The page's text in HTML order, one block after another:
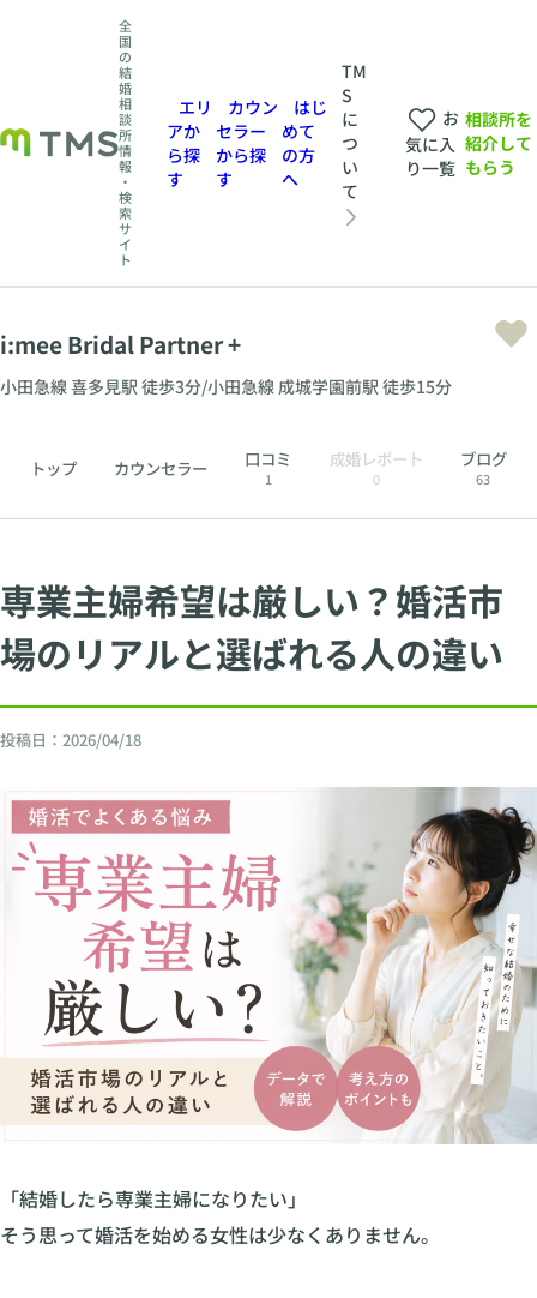
全
国
の
結
婚
相
談
所
情
報
・
検
索
サ
イ
ト
エリ
アか
ら探
す
カウン
セラー
から探
す
はじ
めて
の方
へ
TM
S
に
つ
い
て
お
気に入
り一覧
相談所を
紹介して
もらう
i:mee Bridal Partner +
小田急線 喜多見駅 徒歩3分/小田急線 成城学園前駅 徒歩15分
トップ カウンセラー 口コミ
1
成婚レポート
0
ブログ
63
専業主婦希望は厳しい？婚活市
場のリアルと選ばれる人の違い
投稿日： 2026/04/18
「結婚したら専業主婦になりたい」
そう思って婚活を始める女性は少なくありません。